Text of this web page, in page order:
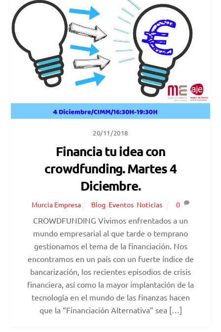
20/11/2018
Financia tu idea con
crowdfunding. Martes 4
Diciembre.
Murcia Empresa Blog Eventos Noticias 0
CROWDFUNDING Vivimos enfrentados a un
mundo empresarial al que tarde o temprano
gestionamos el tema de la financiación. Nos
encontramos en un país con un fuerte índice de
bancarización, los recientes episodios de crisis
financiera, así como la mayor implantación de la
tecnología en el mundo de las finanzas hacen
que la “Financiación Alternativa” sea […]